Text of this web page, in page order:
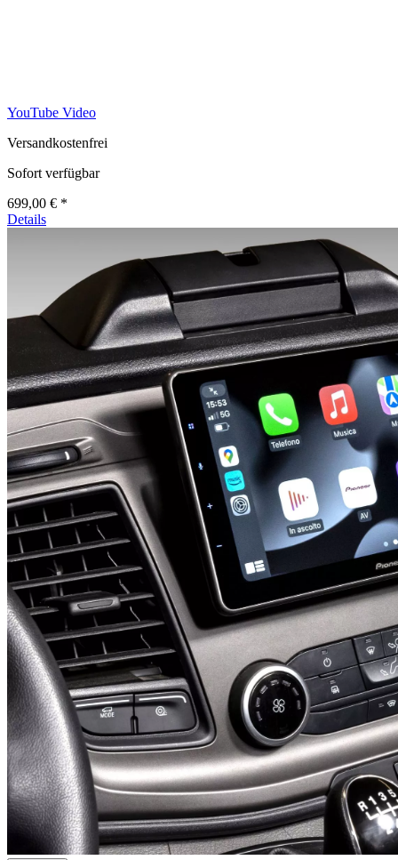
YouTube Video
Versandkostenfrei
Sofort verfügbar
699,00 € *
Details